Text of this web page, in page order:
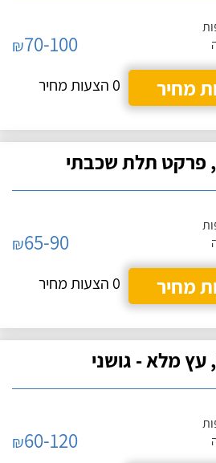
₪70-100
מחיר
0 הצעות מחיר
פרקט תלת שכבתי
₪65-90
מחיר
0 הצעות מחיר
מלא - גושני
₪60-120